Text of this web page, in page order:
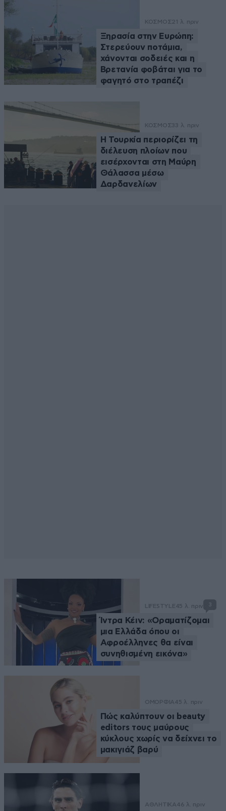
ΚΟΣΜΟΣ21 λ. πριν
Ξηρασία στην Ευρώπη:
Στερεύουν ποτάμια,
χάνονται σοδειές και η
Βρετανία φοβάται για το
φαγητό στο τραπέζι
ΚΟΣΜΟΣ33 λ. πριν
Η Τουρκία περιορίζει τη
διέλευση πλοίων που
εισέρχονται στη Μαύρη
Θάλασσα μέσω
Δαρδανελίων
LIFESTYLE45 λ. πριν 3
Ίντρα Κέιν: «Οραματίζομαι
μια Ελλάδα όπου οι
Αφροέλληνες θα είναι
συνηθισμένη εικόνα»
ΟΜΟΡΦΙΑ45 λ. πριν
Πώς καλύπτουν οι beauty
editors τους μαύρους
κύκλους χωρίς να δείχνει το
μακιγιάζ βαρύ
ΑΘΛΗΤΙΚΑ46 λ. πριν